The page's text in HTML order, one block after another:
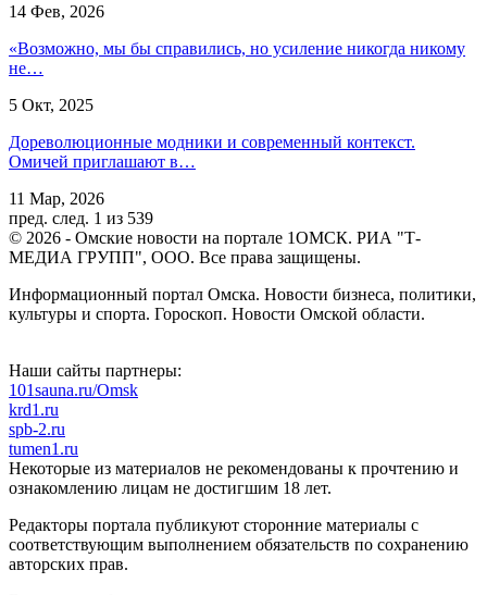
14 Фев, 2026
«Возможно, мы бы справились, но усиление никогда никому
не…
5 Окт, 2025
Дореволюционные модники и современный контекст.
Омичей приглашают в…
11 Мар, 2026
пред. след. 1 из 539
© 2026 - Омские новости на портале 1ОМСК. РИА "Т-
МЕДИА ГРУПП", ООО. Все права защищены.
Информационный портал Омска. Новости бизнеса, политики,
культуры и спорта. Гороскоп. Новости Омской области.
Наши сайты партнеры:
101sauna.ru/Omsk
krd1.ru
spb-2.ru
tumen1.ru
Некоторые из материалов не рекомендованы к прочтению и
ознакомлению лицам не достигшим 18 лет.
Редакторы портала публикуют сторонние материалы с
соответствующим выполнением обязательств по сохранению
авторских прав.